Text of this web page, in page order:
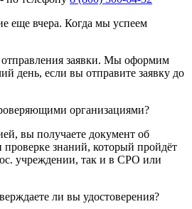
еще вчера. Когда мы успеем
отправления заявки. Мы оформим
день, если вы отправите заявку до
организациями?
вы получаете документ об
знаний, который пройдёт
учреждении, так и в СРО или
ли вы удостоверения?